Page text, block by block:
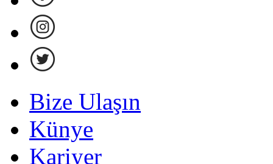
Bize Ulaşın
Künye
Kariyer